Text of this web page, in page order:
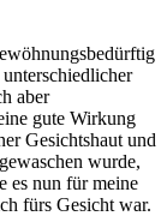
aber
gute Wirkung
Gesichtshaut und
wurde,
es nun für meine
fürs Gesicht war.